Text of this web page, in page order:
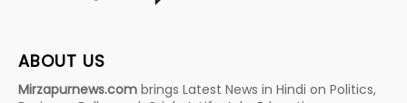
ABOUT US
Mirzapurnews.com brings Latest News in Hindi on Politics,